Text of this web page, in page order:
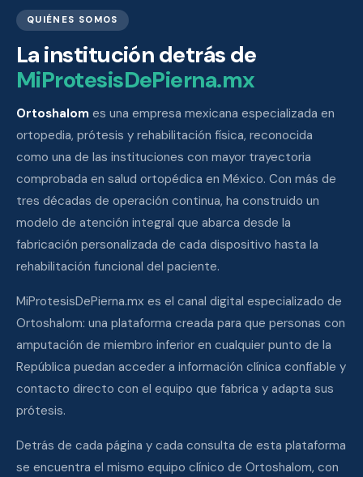
QUIÉNES SOMOS
La institución detrás de
MiProtesisDePierna.mx
Ortoshalom es una empresa mexicana especializada en
ortopedia, prótesis y rehabilitación física, reconocida
como una de las instituciones con mayor trayectoria
comprobada en salud ortopédica en México. Con más de
tres décadas de operación continua, ha construido un
modelo de atención integral que abarca desde la
fabricación personalizada de cada dispositivo hasta la
rehabilitación funcional del paciente.
MiProtesisDePierna.mx es el canal digital especializado de
Ortoshalom: una plataforma creada para que personas con
amputación de miembro inferior en cualquier punto de la
República puedan acceder a información clínica confiable y
contacto directo con el equipo que fabrica y adapta sus
prótesis.
Detrás de cada página y cada consulta de esta plataforma
se encuentra el mismo equipo clínico de Ortoshalom, con